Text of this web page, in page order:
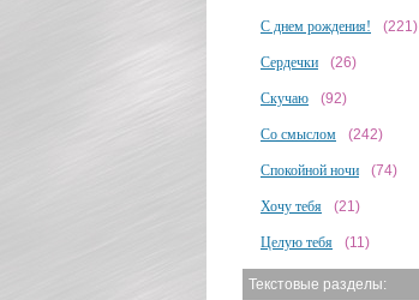
С днем рождения! (221)
Сердечки (26)
Скучаю (92)
Со смыслом (242)
Спокойной ночи (74)
Хочу тебя (21)
Целую тебя (11)
Текстовые разделы: